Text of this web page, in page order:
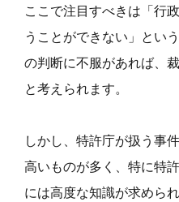
ここで注目すべきは「行
うことができない」とい
の判断に不服があれば、
と考えられます。
しかし、特許庁が扱う事
高いものが多く、特に特
には高度な知識が求められ